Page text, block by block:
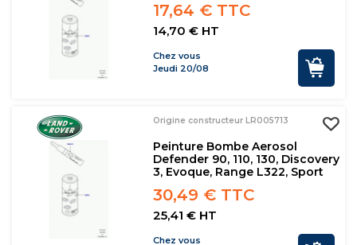
17,64 € TTC
14,70 € HT
Chez vous
Jeudi 20/08
Origine constructeur LR005713
Peinture Bombe Aerosol
Defender 90, 110, 130, Discovery
3, Evoque, Range L322, Sport
30,49 € TTC
25,41 € HT
Chez vous